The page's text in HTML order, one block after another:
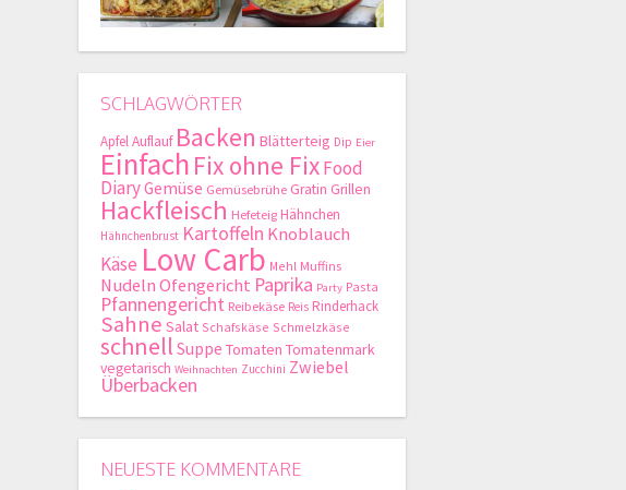
SCHLAGWÖRTER
ApfelAuflauf Backen Blätterteig Dip Eier
Einfach Fix ohne FixFood
DiaryGemüse Gemüsebrühe Gratin Grillen
Hackfleisch Hefeteig Hähnchen
Hähnchenbrust Kartoffeln Knoblauch
Käse Low Carb Mehl Muffins
NudelnOfengericht Paprika Party Pasta
Pfannengericht Reibekäse Reis Rinderhack
Sahne Salat Schafskäse Schmelzkäse
schnell Suppe Tomaten Tomatenmark
vegetarisch Weihnachten Zucchini Zwiebel
Überbacken
NEUESTE KOMMENTARE